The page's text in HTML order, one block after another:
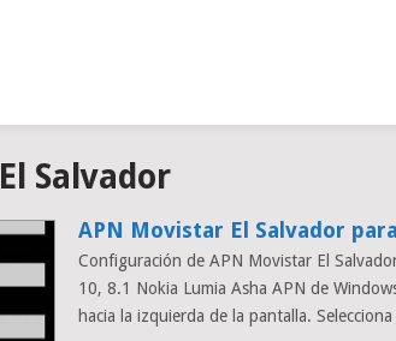
El Salvador
APN Movistar El Salvador
Configuración de APN Movistar El
10, 8.1 Nokia Lumia Asha APN de
hacia la izquierda de la pantalla. Selecciona